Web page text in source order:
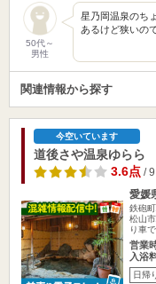
50代～
男性
星乃岡温泉のち
あるけど狭いの
関連情報から探す
今空いています
道後さや温泉ゆらら
3.6点/ 9
愛媛
鉄砲
松山
り車
営業
入浴
日帰